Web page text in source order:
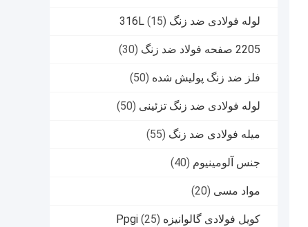
لوله فولادی ضد زنگ 316L (15)
2205 صفحه فولاد ضد زنگ (30)
فلز ضد زنگ پولیش شده (50)
لوله فولادی ضد زنگ تزئینی (50)
میله فولادی ضد زنگ (55)
جنس آلومینیوم (40)
مواد مسی (20)
کویل فولادی گالوانیزه Ppgi (25)